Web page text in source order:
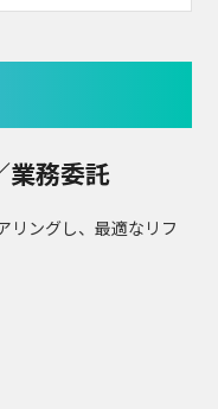
業務委託
リングし、最適なリフ